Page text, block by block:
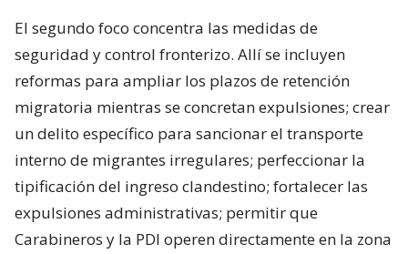
El segundo foco concentra las medidas de
seguridad y control fronterizo. Allí se incluyen
reformas para ampliar los plazos de retención
migratoria mientras se concretan expulsiones; crear
un delito específico para sancionar el transporte
interno de migrantes irregulares; perfeccionar la
tipificación del ingreso clandestino; fortalecer las
expulsiones administrativas; permitir que
Carabineros y la PDI operen directamente en la zona